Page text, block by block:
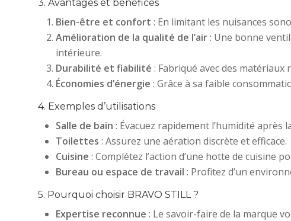
3. Avantages et bénéfices
Bien-être et confort : En limitant les nuisances
Amélioration de la qualité de l’air: Une bonne
intérieure.
Durabilité et fiabilité : Fabriqué avec des
Économies d’énergie : Grâce à sa faible
4. Exemples d’utilisations
Salle de bain : Évacuez rapidement l’humidité
Toilettes : Assurez une aération discrète et efficace.
Cuisine : Complétez l’action d’une hotte de cuisine
Bureau ou espace de travail : Profitez d’un
5. Pourquoi choisir BRAVO STILL ?
Expertise reconnue : Le savoir-faire de la marque